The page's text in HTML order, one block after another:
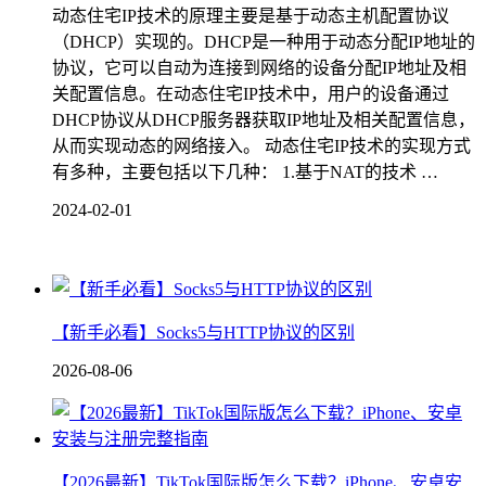
动态住宅IP技术的原理主要是基于动态主机配置协议
（DHCP）实现的。DHCP是一种用于动态分配IP地址的
协议，它可以自动为连接到网络的设备分配IP地址及相
关配置信息。在动态住宅IP技术中，用户的设备通过
DHCP协议从DHCP服务器获取IP地址及相关配置信息，
从而实现动态的网络接入。 动态住宅IP技术的实现方式
有多种，主要包括以下几种： 1.基于NAT的技术 …
2024-02-01
【新手必看】Socks5与HTTP协议的区别
2026-08-06